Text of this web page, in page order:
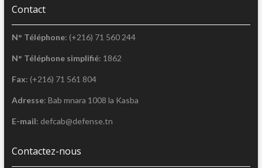
Contact
N° Téléphone: (+216) 71 560 244
N° Téléphone simplifié: 1862
Fax: (+216) 71 561 804
Adresse: Bab mnara 1008 la Kasba
E-mail: defcab@defense.tn
Contactez-nous